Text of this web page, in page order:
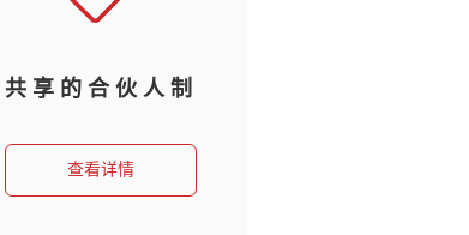
共享的合伙人制
查看详情